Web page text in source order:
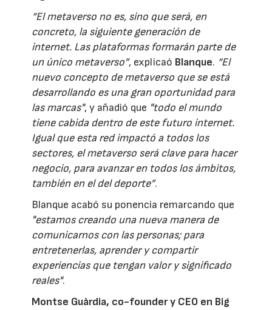
“El metaverso no es, sino que será, en
concreto, la siguiente generación de
internet. Las plataformas formarán parte de
un único metaverso”, explicaó Blanque. “El
nuevo concepto de metaverso que se está
desarrollando es una gran oportunidad para
las marcas", y añadió que "todo el mundo
tiene cabida dentro de este futuro internet.
Igual que esta red impactó a todos los
sectores, el metaverso será clave para hacer
negocio, para avanzar en todos los ámbitos,
también en el del deporte”.
Blanque acabó su ponencia remarcando que
"estamos creando una nueva manera de
comunicarnos con las personas; para
entretenerlas, aprender y compartir
experiencias que tengan valor y significado
reales".
Montse Guàrdia, co-founder y CEO en Big